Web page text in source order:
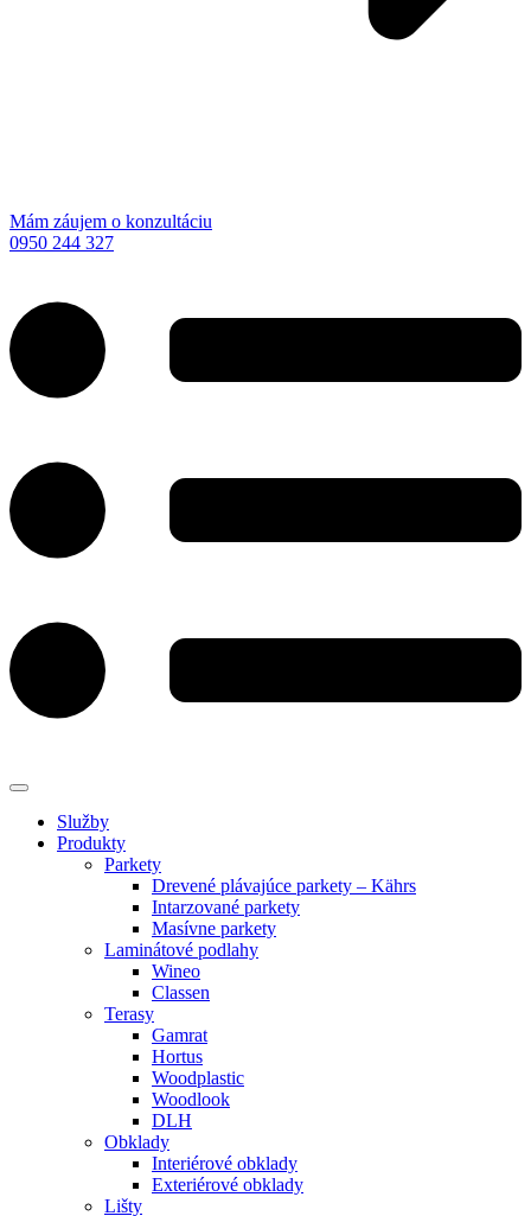
Mám záujem o konzultáciu
0950 244 327
Služby
Produkty
Parkety
Drevené plávajúce parkety – Kährs
Intarzované parkety
Masívne parkety
Laminátové podlahy
Wineo
Classen
Terasy
Gamrat
Hortus
Woodplastic
Woodlook
DLH
Obklady
Interiérové obklady
Exteriérové obklady
Lišty